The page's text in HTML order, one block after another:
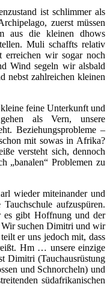
ist schlimmer als
zuerst müssen
aus die kleinen dhows
Muli schaffts relativ
erreichen wir sogar noch
Wind segeln wir alsbald
nebst zahlreichen kleinen
feine Unterkunft und
als Vern, unsere
Beziehungsprobleme –
mit sowas in Afrika?
versteht sich, dennoch
„banalen“ Problemen zu
wieder miteinander und
aufzuspüren.
es gibt Hoffnung und der
Wir suchen Dimitri und wir
er uns jedoch mit, dass
Hm … unsere einzige
Dimitri (Tauchausrüstung
und Schnorcheln) und
südafrikanischen